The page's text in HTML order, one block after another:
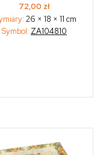
72,00 zł
26 × 18 × 11 cm
Symbol: ZA104810